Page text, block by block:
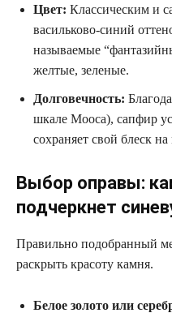
Цвет: Классическим и
васильково-синий
называемые
желтые, зеленые.
Долговечность:
шкале Мооса), сапфир
сохраняет свой блеск
Выбор оправы:
подчеркнет
Правильно подобранный
раскрыть красоту камня.
Белое золото или